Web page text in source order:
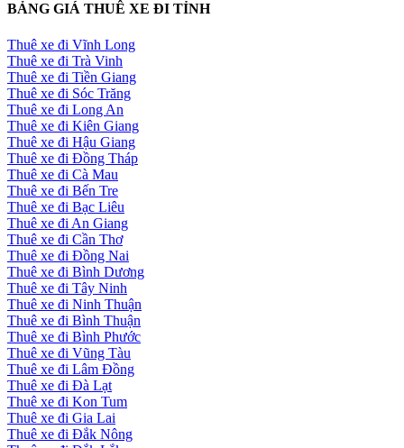
BẢNG GIÁ THUÊ XE ĐI TỈNH
Thuê xe đi Vĩnh Long
Thuê xe đi Trà Vinh
Thuê xe đi Tiền Giang
Thuê xe đi Sóc Trăng
Thuê xe đi Long An
Thuê xe đi Kiên Giang
Thuê xe đi Hậu Giang
Thuê xe đi Đồng Tháp
Thuê xe đi Cà Mau
Thuê xe đi Bến Tre
Thuê xe đi Bạc Liêu
Thuê xe đi An Giang
Thuê xe đi Cần Thơ
Thuê xe đi Đồng Nai
Thuê xe đi Bình Dương
Thuê xe đi Tây Ninh
Thuê xe đi Ninh Thuận
Thuê xe đi Bình Thuận
Thuê xe đi Bình Phước
Thuê xe đi Vũng Tàu
Thuê xe đi Lâm Đồng
Thuê xe đi Đà Lạt
Thuê xe đi Kon Tum
Thuê xe đi Gia Lai
Thuê xe đi Đắk Nông